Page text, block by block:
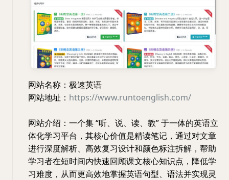
网站名称：极速英语
网站地址： https://www.runtoenglish.com/
网站介绍：一个集 “听、说、读、教” 于一体的英语立
体化学习平台，其核心价值是精读笔记，通过对文章
进行深度解析、高效复习设计和颜色标注拆解，帮助
学习者在短时间内快速回顾课文核心知识点，降低学
习难度，从而更高效地掌握英语句型、语法并实现灵